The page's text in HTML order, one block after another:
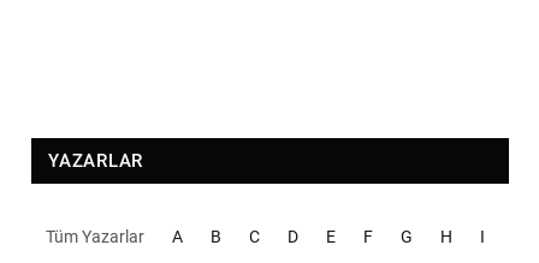
YAZARLAR
Tüm Yazarlar A B C D E F G H I